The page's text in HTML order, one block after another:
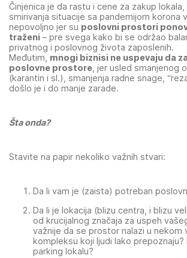
Činjenica je da rastu i cene za zakup
smirivanja situacije sa pandemijom korona
nepovoljno jer su poslovni prostori
traženi – pre svega kako bi se održao
privatnog i poslovnog života zaposlenih.
Međutim, mnogi biznisi ne uspevaju da
poslovne prostore , jer usled smanjenog
(karantin i sl.), smanjenja radne snage,
došlo je i do manje zarade.
Šta onda?
Stavite na papir nekoliko važnih stvari:
Da li vam je (zaista) potreban
Da li je lokacija (blizu centra, i blizu
od krucijalnog značaja za uspeh
važnije da se prostor nalazi u nekom
kompleksu koji ljudi lako prepoznaju?
parking lokalu?